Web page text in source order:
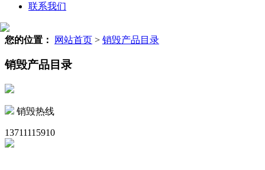
联系我们
您的位置： 网站首页 > 销毁产品目录
销毁产品目录
销毁热线
13711115910